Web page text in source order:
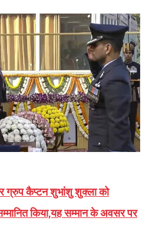
ग्रुप कैप्टन शुभांशु शुक्ला को
किया,यह सम्मान के अवसर पर